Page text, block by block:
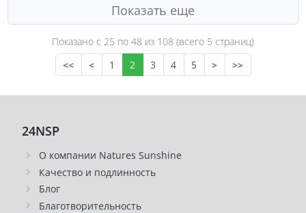
Показать еще
Показано с 25 по 48 из 108 (всего 5 страниц)
<<
< 1 2 3 4 5 > >>
24NSP
О компании Natures Sunshine
Качество и подлинность
Блог
Благотворительность